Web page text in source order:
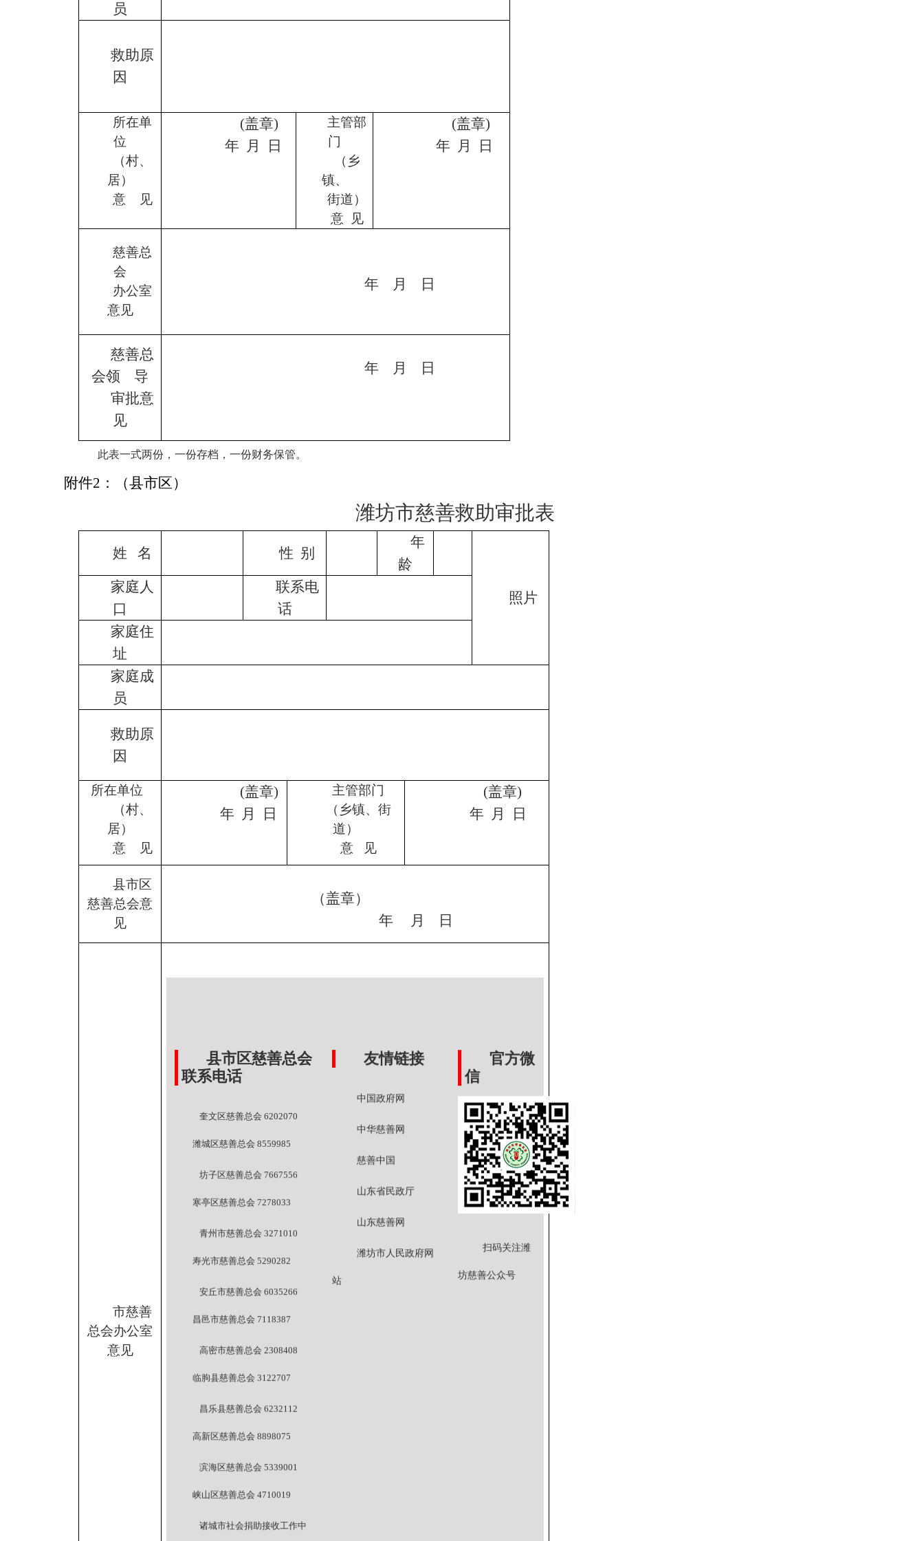
员
救助原
因
所在单
位
（村、
居）
意
见
(盖章)
年 月 日
主管部
门
（乡
镇、
街道）
意
见
(盖章)
年 月 日
慈善总
会
办公室
意见
年 月 日
慈善总
会领
导
审批意
见
年 月 日
此表一式两份，一份存档，一份财务保管。
附件2 ：（县市区）
潍坊市慈善救助审批表
姓 名 性 别
年
龄
照片
家庭人
口
联系电
话
家庭住
址
家庭成
员
救助原
因
所在单位
（村、
居）
意
见
(盖章)
年 月 日
主管部门
（乡镇、街
道）
意
见
(盖章)
年 月 日
县市区
慈善总会意
见
（盖章）
年
月 日
市慈善
总会办公室
意见
县市区慈善总会
联系电话
奎文区慈善总会 6202070
潍城区慈善总会 8559985
坊子区慈善总会 7667556
寒亭区慈善总会 7278033
青州市慈善总会 3271010
寿光市慈善总会 5290282
安丘市慈善总会 6035266
昌邑市慈善总会 7118387
高密市慈善总会 2308408
临朐县慈善总会 3122707
昌乐县慈善总会 6232112
高新区慈善总会 8898075
滨海区慈善总会 5339001
峡山区慈善总会 4710019
诸城市社会捐助接收工作中
友情链接
中国政府网
中华慈善网
慈善中国
山东省民政厅
山东慈善网
潍坊市人民政府网
站
官方微
信
扫码关注潍
坊慈善公众号